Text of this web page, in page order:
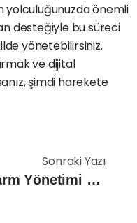
yolculuğunuzda önemli
desteğiyle bu süreci
yönetebilirsiniz.
ve dijital
şimdi harekete
Sonraki Yazı
Alarm Yönetimi Nedir? Kurulumu Ve Yönetimi